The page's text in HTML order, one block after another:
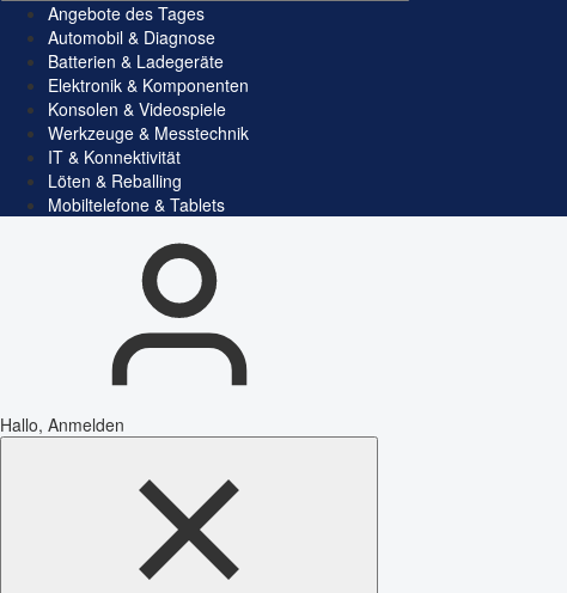
Angebote des Tages
Automobil & Diagnose
Batterien & Ladegeräte
Elektronik & Komponenten
Konsolen & Videospiele
Werkzeuge & Messtechnik
IT & Konnektivität
Löten & Reballing
Mobiltelefone & Tablets
Hallo, Anmelden